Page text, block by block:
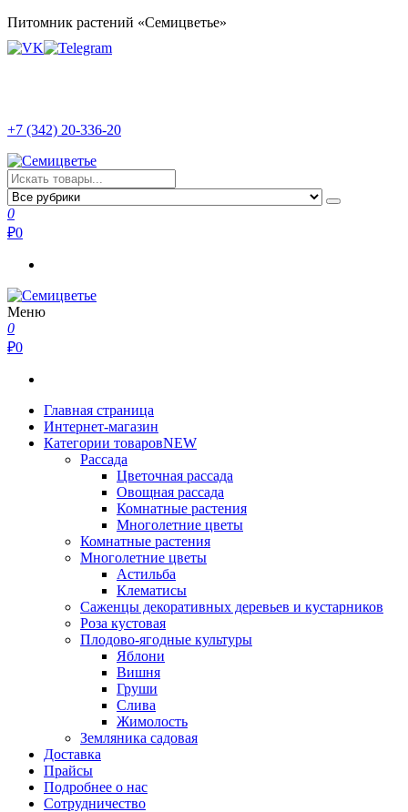
Перейти
к
содержимому
Питомник растений «Семицветье»
+7 (342) 20-336-20
Семицветье
Рассада в Перми | Тепличное хозяйство
0
₽0
Семицветье
Рассада в Перми | Тепличное хозяйство
Меню
0
₽0
Главная страница
Интернет-магазин
Категории товаровNEW
Рассада
Цветочная рассада
Овощная рассада
Комнатные растения
Многолетние цветы
Комнатные растения
Многолетние цветы
Астильба
Клематисы
Саженцы декоративных деревьев и кустарников
Роза кустовая
Плодово-ягодные культуры
Яблони
Вишня
Груши
Слива
Жимолость
Земляника садовая
Доставка
Прайсы
Подробнее о нас
Сотрудничество